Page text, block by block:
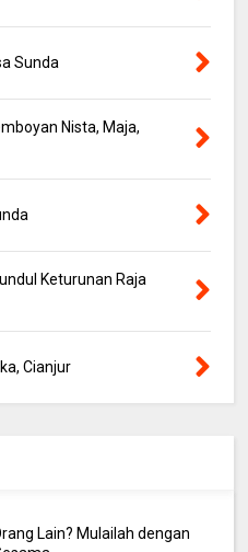
Sunda
Nista, Maja,
Keturunan Raja
Cianjur
Lain? Mulailah dengan